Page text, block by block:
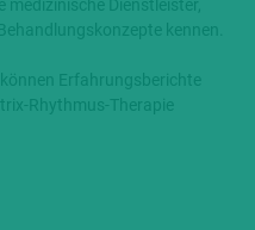
Dienstleister,
kennen.
Erfahrungsberichte
Rhythmus-Therapie